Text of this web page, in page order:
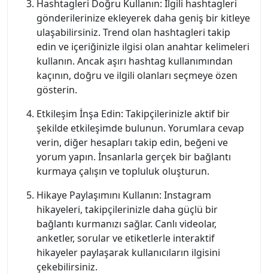
Hashtagleri Doğru Kullanın: İlgili hashtagleri
gönderilerinize ekleyerek daha geniş bir kitleye
ulaşabilirsiniz. Trend olan hashtagleri takip
edin ve içeriğinizle ilgisi olan anahtar kelimeleri
kullanın. Ancak aşırı hashtag kullanımından
kaçının, doğru ve ilgili olanları seçmeye özen
gösterin.
Etkileşim İnşa Edin: Takipçilerinizle aktif bir
şekilde etkileşimde bulunun. Yorumlara cevap
verin, diğer hesapları takip edin, beğeni ve
yorum yapın. İnsanlarla gerçek bir bağlantı
kurmaya çalışın ve topluluk oluşturun.
Hikaye Paylaşımını Kullanın: Instagram
hikayeleri, takipçilerinizle daha güçlü bir
bağlantı kurmanızı sağlar. Canlı videolar,
anketler, sorular ve etiketlerle interaktif
hikayeler paylaşarak kullanıcıların ilgisini
çekebilirsiniz.